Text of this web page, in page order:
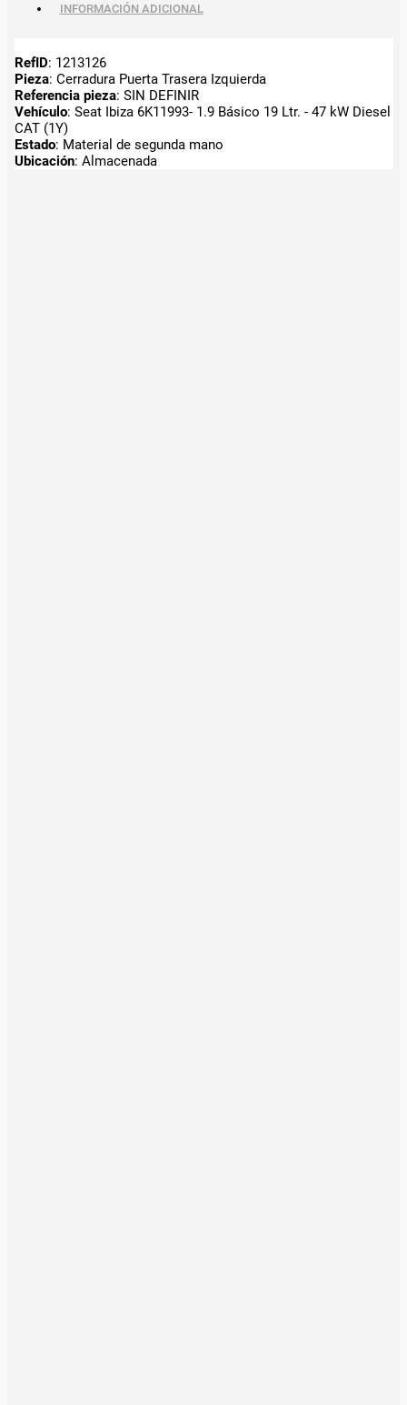
INFORMACIÓN ADICIONAL
RefID: 1213126
Pieza: Cerradura Puerta Trasera Izquierda
Referencia pieza: SIN DEFINIR
Vehículo: Seat Ibiza 6K11993- 1.9 Básico 19 Ltr. - 47 kW Diesel
CAT (1Y)
Estado: Material de segunda mano
Ubicación: Almacenada